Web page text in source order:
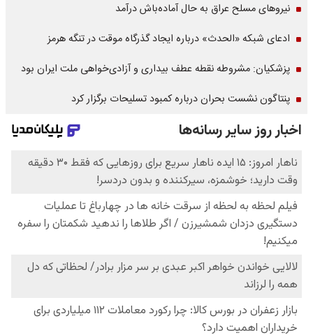
نیروهای مسلح عراق به حال آماده‌باش درآمد
ادعای شبکه «الحدث» درباره ایجاد گذرگاه موقت در تنگه هرمز
پزشکیان: مشروطه نقطه عطف بیداری و آزادی‌خواهی ملت ایران بود
پنتاگون نشست بحران درباره کمبود تسلیحات برگزار کرد